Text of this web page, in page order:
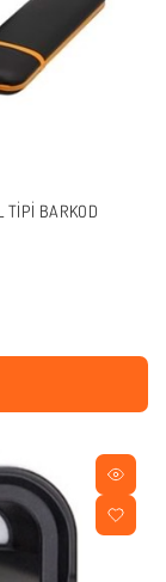
TIPI BARKOD